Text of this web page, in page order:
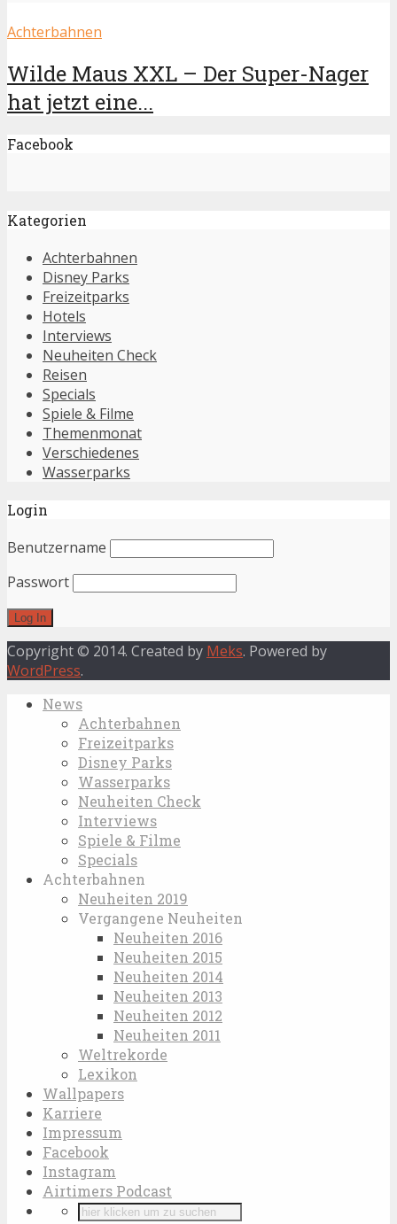
Achterbahnen
Wilde Maus XXL – Der Super-Nager
hat jetzt eine...
Facebook
Kategorien
Achterbahnen
Disney Parks
Freizeitparks
Hotels
Interviews
Neuheiten Check
Reisen
Specials
Spiele & Filme
Themenmonat
Verschiedenes
Wasserparks
Login
Benutzername
Passwort
Copyright © 2014. Created by Meks. Powered by
WordPress.
News
Achterbahnen
Freizeitparks
Disney Parks
Wasserparks
Neuheiten Check
Interviews
Spiele & Filme
Specials
Achterbahnen
Neuheiten 2019
Vergangene Neuheiten
Neuheiten 2016
Neuheiten 2015
Neuheiten 2014
Neuheiten 2013
Neuheiten 2012
Neuheiten 2011
Weltrekorde
Lexikon
Wallpapers
Karriere
Impressum
Facebook
Instagram
Airtimers Podcast